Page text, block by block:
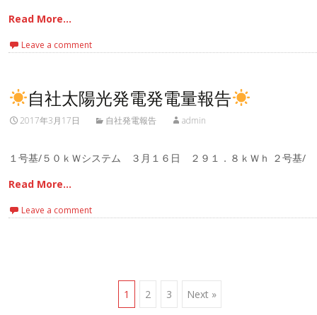
Read More…
Leave a comment
自社太陽光発電発電量報告
2017年3月17日 自社発電報告 admin
１号基/５０ｋＷシステム ３月１６日 ２９１．８ｋＷｈ ２号基/
Read More…
Leave a comment
1 2 3 Next »